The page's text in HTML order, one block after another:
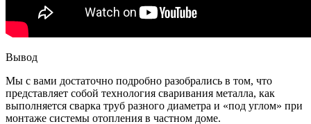
Вывод
Мы с вами достаточно подробно разобрались в том, что
представляет собой технология сваривания металла, как
выполняется сварка труб разного диаметра и «под углом» при
монтаже системы отопления в частном доме.